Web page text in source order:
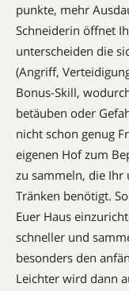
punkte, mehr
Schneiderin öffnet
unterscheiden die
(Angriff,
Bonus-Skill,
betäuben oder
nicht schon genug
eigenen Hof zum
zu sammeln, die Ihr
Tränken benötigt.
Euer Haus
schneller und
besonders den
Leichter wird dann